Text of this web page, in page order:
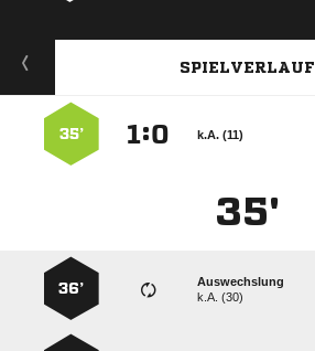
SPIELVERLAUF
k.A. (11)
:
35’
35'
Auswechslung
k.A. (30)
36’